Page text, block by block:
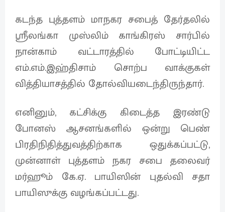
கடந்த புத்தளம் மாநகர சபைத் தேர்தலில்
ஶ்ரீலங்கா முஸ்லிம் காங்கிரஸ் சார்பில்
நான்காம் வட்டாரத்தில் போட்டியிட்ட
எம்.எம்.இஹ்திசாம் சொற்ப வாக்குகள்
வித்தியாசத்தில் தோல்வியடைந்திருந்தார்.
எனினும், கட்சிக்கு கிடைத்த இரண்டு
போனஸ் ஆசனங்களில் ஒன்று பெண்
பிரதிநிதித்துவத்திற்காக ஒதுக்கப்பட்டு,
முன்னாள் புத்தளம் நகர சபை தலைவர்
மர்ஹூம் கே.ஏ. பாயிஸின் புதல்வி சதா
பாயிஸுக்கு வழங்கப்பட்டது.